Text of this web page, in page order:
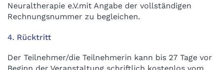
Neuraltherapie e.V.mit Angabe der vollständigen
Rechnungsnummer zu begleichen.
4. Rücktritt
Der Teilnehmer/die Teilnehmerin kann bis 27 Tage vor